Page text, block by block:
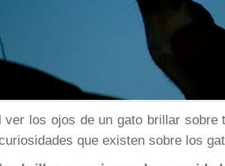
ver los ojos de un gato brillar sobre
que existen sobre los